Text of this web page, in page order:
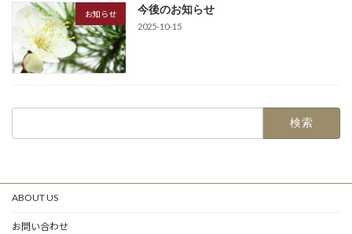
お知らせ 今後のお知らせ
2025-10-15
ABOUT US
お問い合わせ